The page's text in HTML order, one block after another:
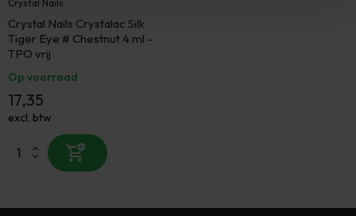
Crystal Nails
Crystal Nails Crystalac Silk
Tiger Eye # Chestnut 4 ml -
TPO vrij
Op voorraad
17,35
excl. btw